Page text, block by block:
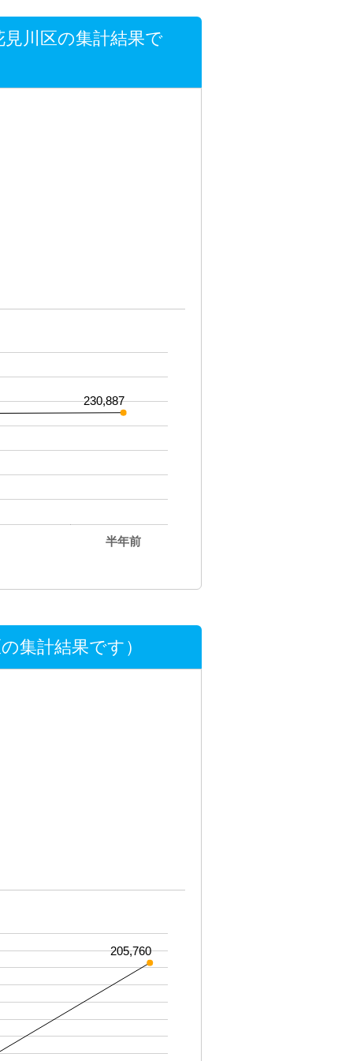
川区の集計結果で
半年前
230,887
集計結果です）
205,760